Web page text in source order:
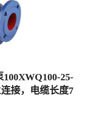
25-
接，电缆长度7